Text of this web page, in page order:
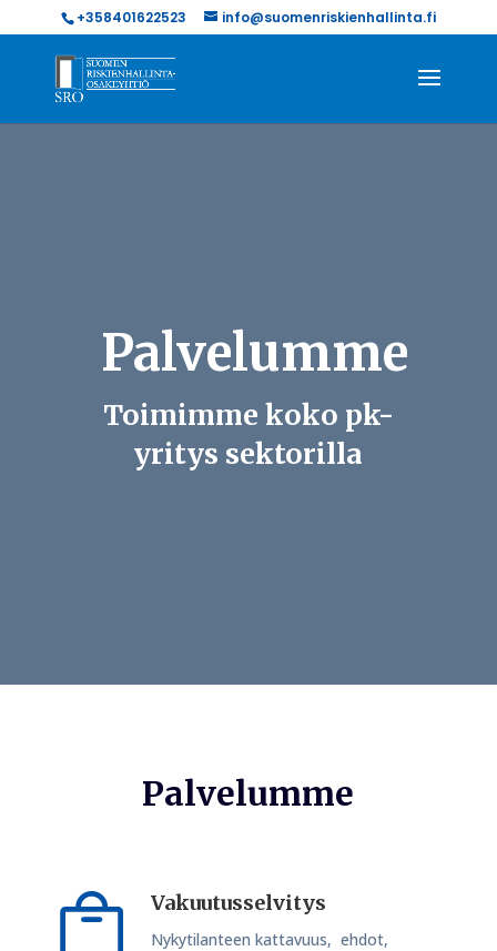
+358401622523 info@suomenriskienhallinta.fi
Palvelumme
Toimimme koko pk-
yritys sektorilla
Palvelumme
 Vakuutusselvitys
Nykytilanteen kattavuus, ehdot,